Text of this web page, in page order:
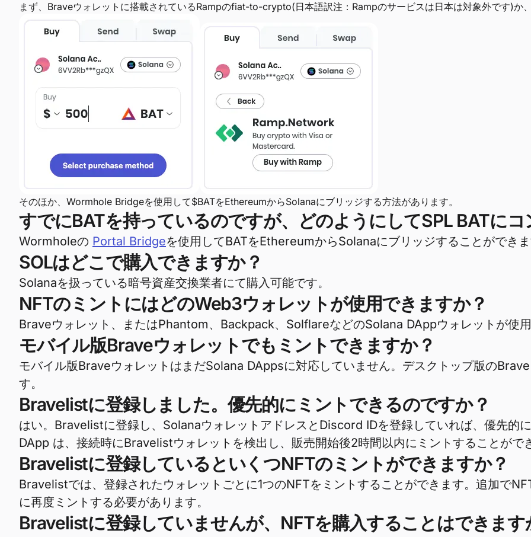
まず、Braveウォレットに搭載されているRampのfiat-to-crypto(日本語訳注：Rampのサービスは日本は対象外です)か
そのほか、Wormhole Bridgeを使用して$BATをEthereumからSolanaにブリッジする方法があります。
すでにBATを持っているのですが、どのようにしてSPL BATに
Wormholeの Portal Bridgeを使用してBATをEthereumからSolanaにブリッジすることができま
SOLはどこで購入できますか？
Solanaを扱っている暗号資産交換業者にて購入可能です。
NFTのミントにはどのWeb3ウォレットが使用できますか？
Braveウォレット、またはPhantom、Backpack、SolflareなどのSolana DAppウォレットが使用
モバイル版Braveウォレットでもミントできますか？
モバイル版BraveウォレットはまだSolana DAppsに対応していません。デスクトップ版の
す。
Bravelistに登録しました。優先的にミントできるのですか？
はい。Bravelistに登録し、SolanaウォレットアドレスとDiscord IDを登録していれば、優先
DApp は、接続時にBravelistウォレットを検出し、販売開始後2時間以内にミントすることがで
Bravelistに登録しているといくつNFTのミントができますか？
Bravelistでは、登録されたウォレットごとに1つのNFTをミントすることができます。追加で
に再度ミントする必要があります。
Bravelistに登録していませんが、NFTを購入することはできます